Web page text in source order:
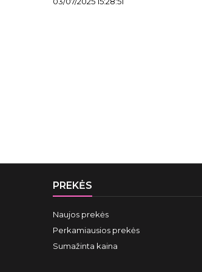
PREKĖS
Naujos prekės
Perkamiausios prekės
Sumažinta kaina